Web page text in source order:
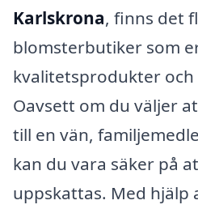
Karlskrona, finns det
blomsterbutiker som
kvalitetsprodukter och
Oavsett om du väljer
till en vän,
kan du vara säker på
uppskattas. Med